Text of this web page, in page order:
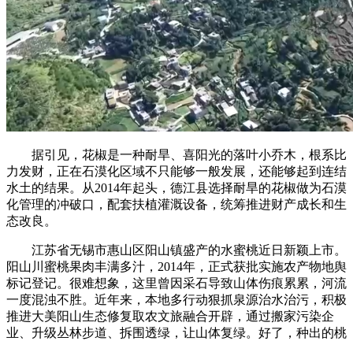
据引见，花椒是一种耐旱、喜阳光的落叶小乔木，根系比
力发财，正在石漠化区域不只能够一般发展，还能够起到连结
水土的结果。从2014年起头，德江县选择耐旱的花椒做为石漠
化管理的冲破口，配套扶植灌溉设备，统筹推进财产成长和生
态改良。
江苏省无锡市惠山区阳山镇盛产的水蜜桃近日新颖上市。
阳山川蜜桃果肉丰满多汁，2014年，正式获批实施农产物地舆
标记登记。很难想象，这里曾因采石导致山体伤痕累累，河流
一度混浊不胜。近年来，本地多行动狠抓泉源治水治污，积极
推进大美阳山生态修复取农文旅融合开辟，通过搬家污染企
业、升级丛林步道、拆围透绿，让山体复绿。好了，种出的桃